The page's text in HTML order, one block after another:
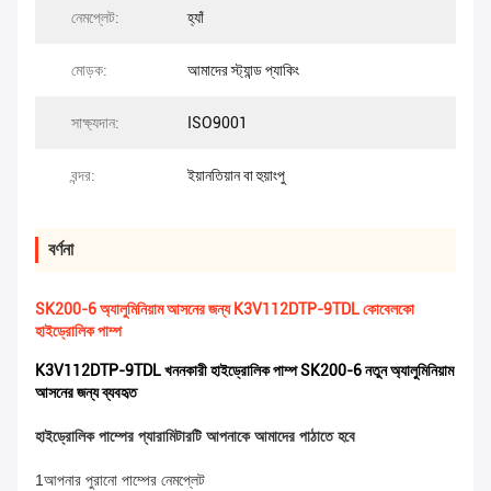
নেমপ্লেট: হ্যাঁ
মোড়ক: আমাদের স্ট্যান্ড প্যাকিং
সাক্ষ্যদান: ISO9001
বন্দর: ইয়ানতিয়ান বা হুয়াংপু
বর্ণনা
SK200-6 অ্যালুমিনিয়াম আসনের জন্য K3V112DTP-9TDL কোবেলকো
হাইড্রোলিক পাম্প
K3V112DTP-9TDL খননকারী হাইড্রোলিক পাম্প SK200-6 নতুন অ্যালুমিনিয়াম
আসনের জন্য ব্যবহৃত
হাইড্রোলিক পাম্পের প্যারামিটারটি আপনাকে আমাদের পাঠাতে হবে
1আপনার পুরানো পাম্পের নেমপ্লেট